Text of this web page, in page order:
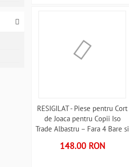
RESIGILAT - Piese pentru Cort
de Joaca pentru Copii Iso
Trade Albastru – Fara 4 Bare si
R50061
148.00 RON